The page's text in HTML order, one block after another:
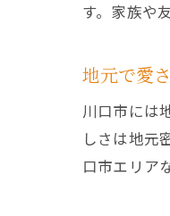
す。家族や
地元で愛
川口市には
しさは地元
口市エリア